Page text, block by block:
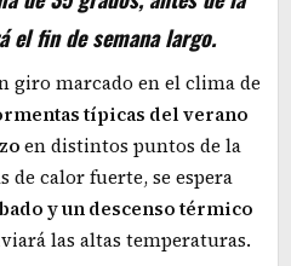
el fin de semana largo.
giro marcado en el clima de
típicas del verano
en distintos puntos de la
de calor fuerte, se espera
y un descenso térmico
las altas temperaturas.